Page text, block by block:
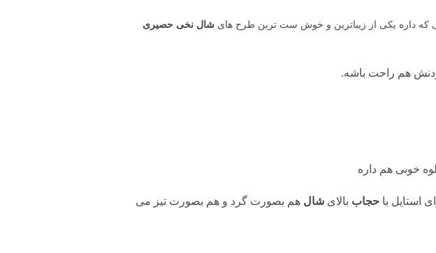
که داره یکی از زیباترین و خوش ست ترین طرح های شال نخی حصیری
هم راحت باشه.
خوبی هم داره
استایل با حجاب بالای شال هم بصورت گرد و هم بصورت تیز می